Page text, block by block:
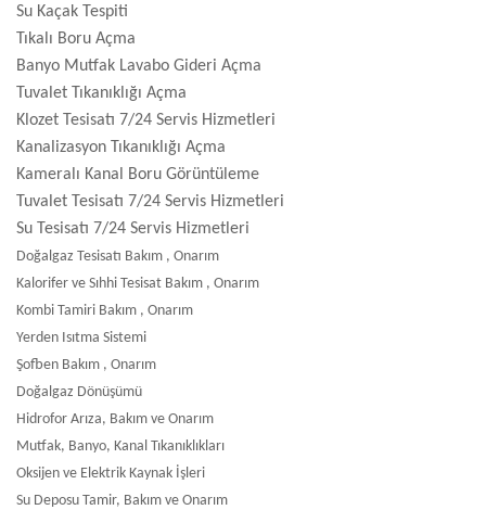
Su Kaçak Tespiti
Tıkalı Boru Açma
Banyo Mutfak Lavabo Gideri Açma
Tuvalet Tıkanıklığı Açma
Klozet Tesisatı 7/24 Servis Hizmetleri
Kanalizasyon Tıkanıklığı Açma
Kameralı Kanal Boru Görüntüleme
Tuvalet Tesisatı 7/24 Servis Hizmetleri
Su Tesisatı 7/24 Servis Hizmetleri
Doğalgaz Tesisatı Bakım , Onarım
Kalorifer ve Sıhhi Tesisat Bakım , Onarım
Kombi Tamiri Bakım , Onarım
Yerden Isıtma Sistemi
Şofben Bakım , Onarım
Doğalgaz Dönüşümü
Hidrofor Arıza, Bakım ve Onarım
Mutfak, Banyo, Kanal Tıkanıklıkları
Oksijen ve Elektrik Kaynak İşleri
Su Deposu Tamir, Bakım ve Onarım